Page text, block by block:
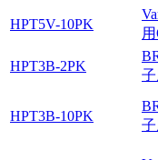
HPT5BC-2PK
HPT5V-2PK